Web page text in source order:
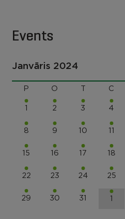
Events
Janvāris 2024
P O C
1 2 3 4
8 9 10 11
15 16 17 18
22 23 24 25
29 30 31 1